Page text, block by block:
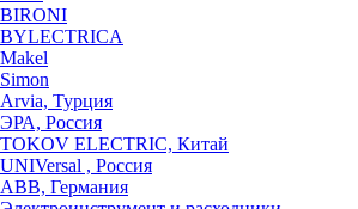
BIRONI
BYLECTRICA
Makel
Simon
Arvia, Турция
ЭРА, Россия
TOKOV ELECTRIC, Китай
UNIVersal , Россия
ABB, Германия